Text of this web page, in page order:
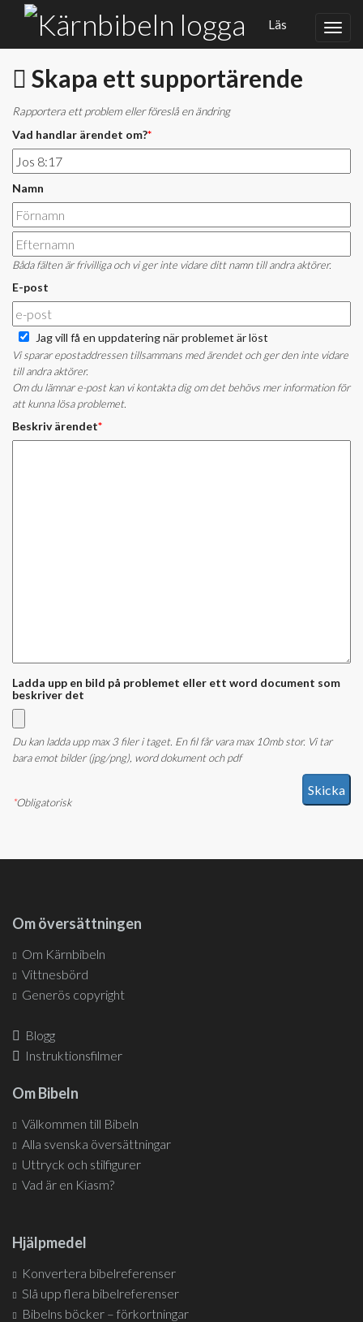
Läs
Skapa ett supportärende
Rapportera ett problem eller föreslå en ändring
Vad handlar ärendet om?*
Namn
Båda fälten är frivilliga och vi ger inte vidare ditt namn till andra aktörer.
E-post
Jag vill få en uppdatering när problemet är löst
Vi sparar epostaddressen tillsammans med ärendet och ger den inte vidare
till andra aktörer.
Om du lämnar e-post kan vi kontakta dig om det behövs mer information för
att kunna lösa problemet.
Beskriv ärendet*
Ladda upp en bild på problemet eller ett word document som
beskriver det
Du kan ladda upp max 3 filer i taget. En fil får vara max 10mb stor. Vi tar
bara emot bilder (jpg/png), word dokument och pdf
*Obligatorisk
Om översättningen
Om Kärnbibeln
Vittnesbörd
Generös copyright
Blogg
Instruktionsfilmer
Om Bibeln
Välkommen till Bibeln
Alla svenska översättningar
Uttryck och stilfigurer
Vad är en Kiasm?
Hjälpmedel
Konvertera bibelreferenser
Slå upp flera bibelreferenser
Bibelns böcker – förkortningar